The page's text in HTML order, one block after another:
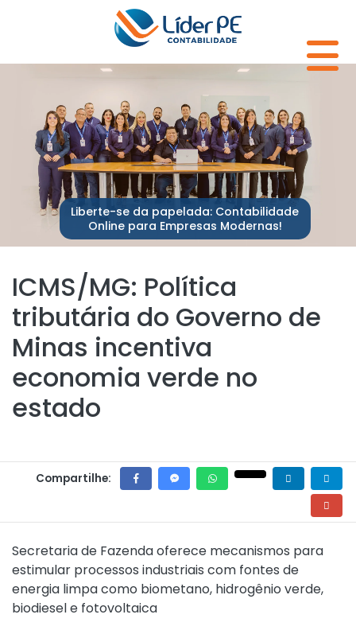
Liberte-se da papelada: Contabilidade
Online para Empresas Modernas!
ICMS/MG: Política
tributária do Governo de
Minas incentiva
economia verde no
estado
Compartilhe:
Secretaria de Fazenda oferece mecanismos para
estimular processos industriais com fontes de
energia limpa como biometano, hidrogênio verde,
biodiesel e fotovoltaica